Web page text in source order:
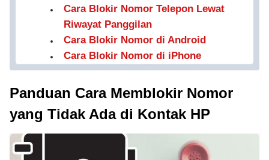
Cara Blokir Nomor Telepon Lewat
Riwayat Panggilan
Cara Blokir Nomor di Android
Cara Blokir Nomor di iPhone
Panduan Cara Memblokir Nomor
yang Tidak Ada di Kontak HP